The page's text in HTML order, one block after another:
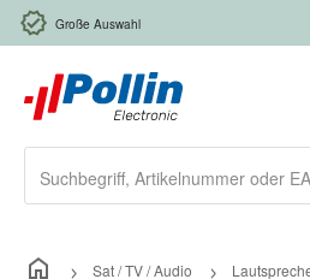
Zum Hauptinhalt springen
Große Auswahl
Sat / TV / Audio